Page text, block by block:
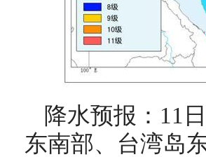
降水预报：11
东南部、台湾岛